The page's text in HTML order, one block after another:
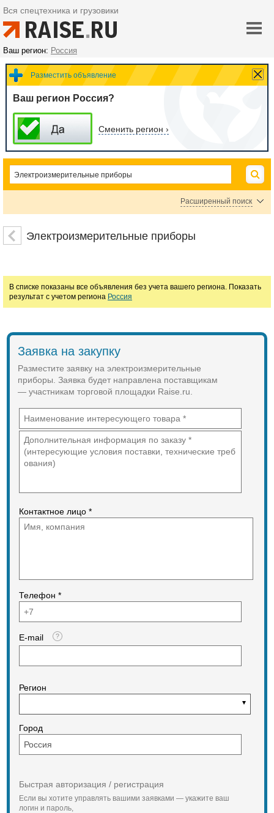
Вся спецтехника и грузовики
Ваш регион: Россия
Разместить объявление
Ваш регион Россия?
Сменить регион ›
Расширенный поиск
Омметры
Клещи токоизмерительные Измерительные преобразователи
Измерители модуляции Фазометры Тахогенераторы
Цена
Электроизмерительные приборы
В списке показаны все объявления без учета вашего региона. Показать
результат с учетом региона Россия
Заявка на закупку
Разместите заявку на электроизмерительные
приборы. Заявка будет направлена поставщикам
— участникам торговой площадки Raise.ru.
Контактное лицо *
Телефон *
E-mail
Регион
Город
Быстрая авторизация / регистрация
Если вы хотите управлять вашими заявками — укажите ваш
логин и пароль,